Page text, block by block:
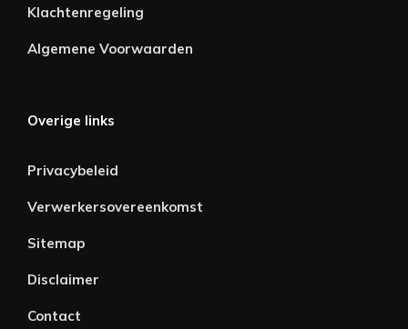
Klachtenregeling
Algemene Voorwaarden
Overige links
Privacybeleid
Verwerkersovereenkomst
Sitemap
Disclaimer
Contact